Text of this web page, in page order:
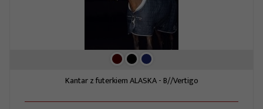
Kantar z futerkiem ALASKA - B//Vertigo